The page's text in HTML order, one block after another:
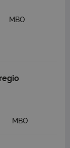
MBO
MBO